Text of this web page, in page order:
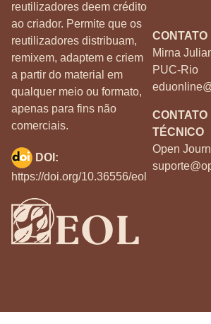
reutilizadores deem crédito
ao criador. Permite que os
reutilizadores distribuam,
remixem, adaptem e criem
a partir do material em
qualquer meio ou formato,
apenas para fins não
comerciais.
Mirna
PUC-Rio
CONTATO
TÉCNICO
Open
DOI:
https://doi.org/10.36556/eol